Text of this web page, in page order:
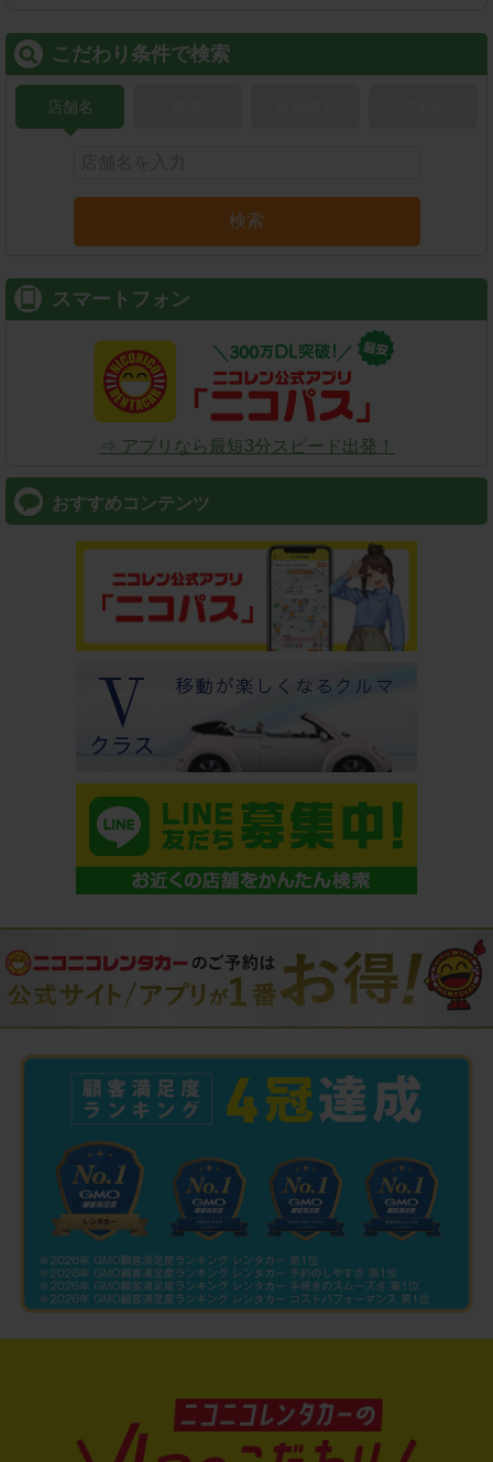
こだわり条件で検索
店舗名
検索
スマートフォン
⇒ アプリなら最短3分スピード出発！
おすすめコンテンツ